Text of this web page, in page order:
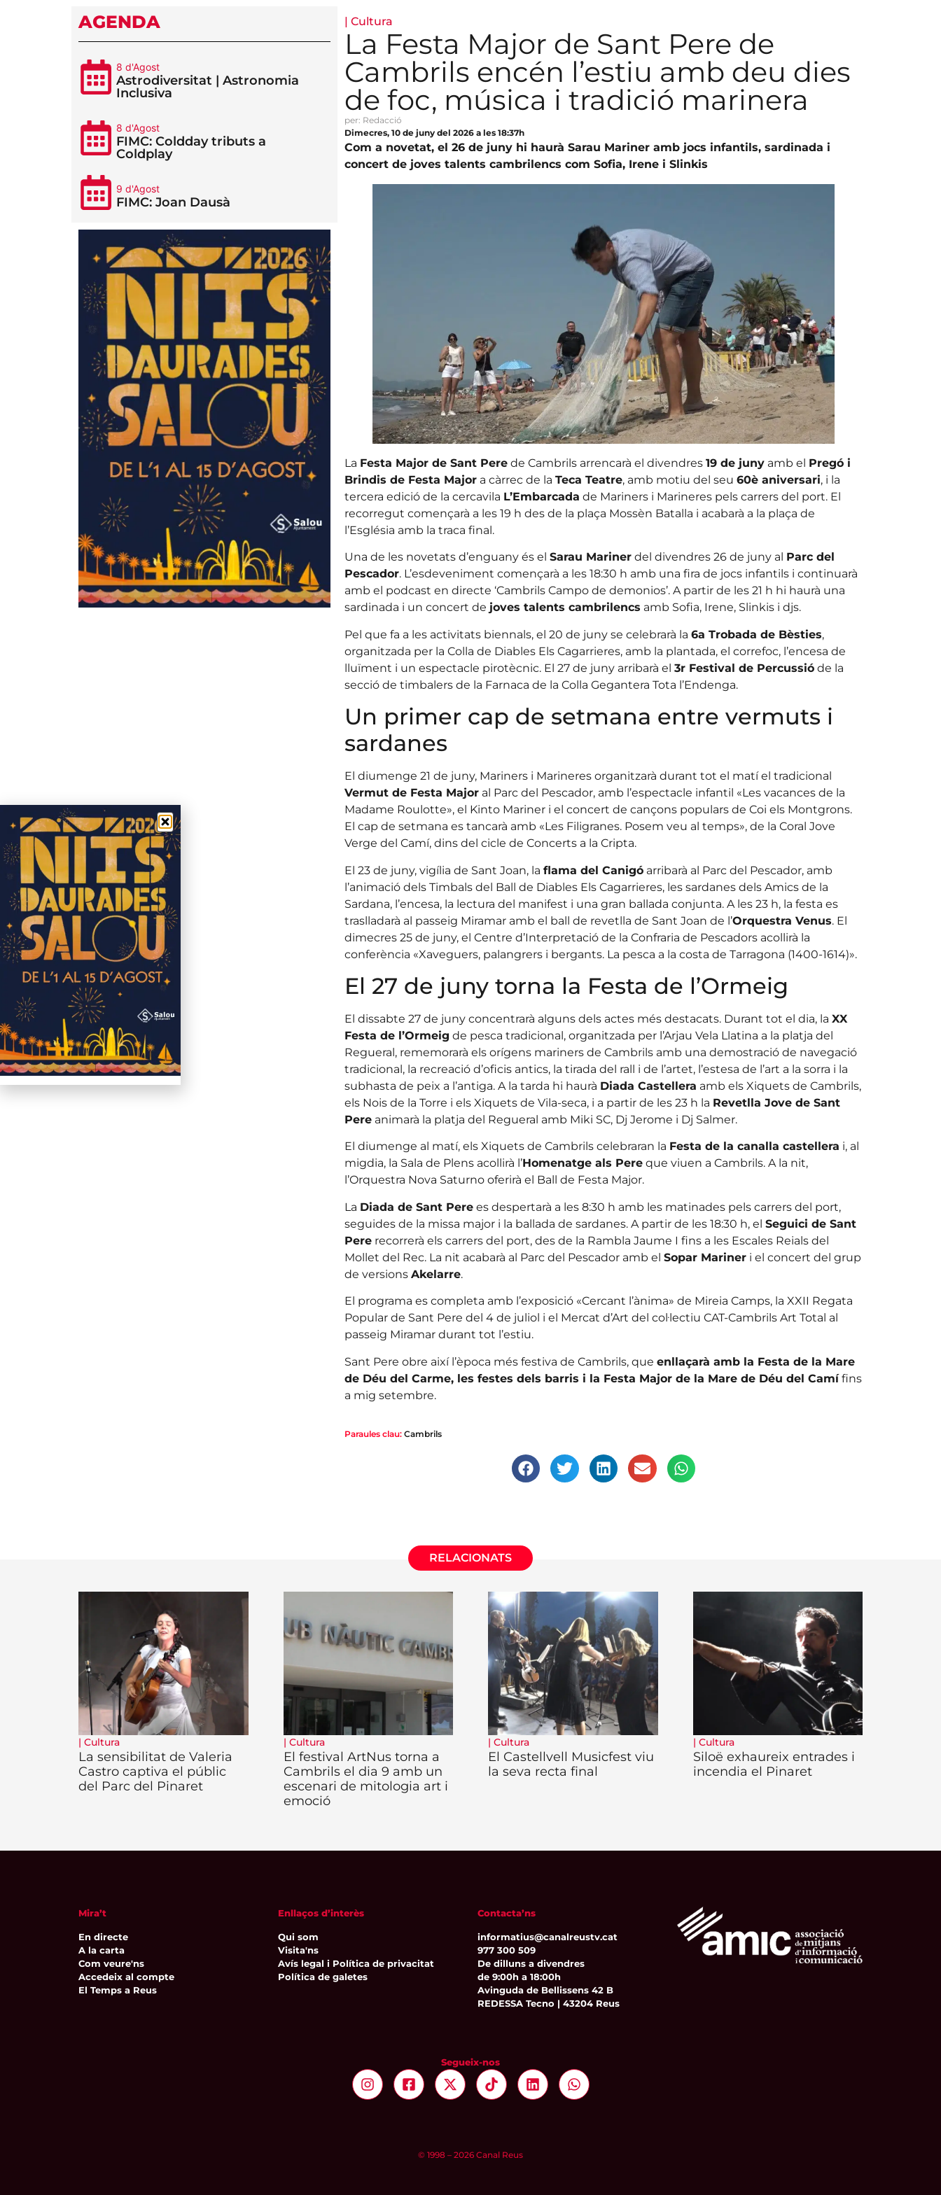
AGENDA
8 d'Agost
Astrodiversitat | Astronomia
Inclusiva
8 d'Agost
FIMC: Coldday tributs a
Coldplay
9 d'Agost
FIMC: Joan Dausà
| Cultura
La Festa Major de Sant Pere de
Cambrils encén l’estiu amb deu dies
de foc, música i tradició marinera
per: Redacció
Dimecres, 10 de juny del 2026 a les 18:37h
Com a novetat, el 26 de juny hi haurà Sarau Mariner amb jocs infantils, sardinada i
concert de joves talents cambrilencs com Sofia, Irene i Slinkis
La Festa Major de Sant Perede Cambrils arrencarà el divendres 19 de junyamb el Pregó i
Brindis de Festa Majora càrrec de la Teca Teatre, amb motiu del seu 60è aniversari, i la
tercera edició de la cercavila L’Embarcada de Mariners i Marineres pels carrers del port. El
recorregut començarà a les 19 h des de la plaça Mossèn Batalla i acabarà a la plaça de
l’Església amb la traca final.
Una de les novetats d’enguany és el Sarau Marinerdel divendres 26 de juny al Parc del
Pescador. L’esdeveniment començarà a les 18:30 h amb una fira de jocs infantils i continuarà
amb el podcast en directe ‘Cambrils Campo de demonios’. A partir de les 21 h hi haurà una
sardinada i un concert de joves talents cambrilencs amb Sofia, Irene, Slinkis i djs.
Pel que fa a les activitats biennals, el 20 de juny se celebrarà la 6a Trobada de Bèsties,
organitzada per la Colla de Diables Els Cagarrieres, amb la plantada, el correfoc, l’encesa de
lluïment i un espectacle pirotècnic. El 27 de juny arribarà el 3r Festival de Percussióde la
secció de timbalers de la Farnaca de la Colla Gegantera Tota l’Endenga.
Un primer cap de setmana entre vermuts i
sardanes
El diumenge 21 de juny, Mariners i Marineres organitzarà durant tot el matí el tradicional
Vermut de Festa Majoral Parc del Pescador, amb l’espectacle infantil «Les vacances de la
Madame Roulotte», el Kinto Mariner i el concert de cançons populars de Coi els Montgrons.
El cap de setmana es tancarà amb «Les Filigranes. Posem veu al temps», de la Coral Jove
Verge del Camí, dins del cicle de Concerts a la Cripta.
El 23 de juny, vigília de Sant Joan, la flama del Canigóarribarà al Parc del Pescador, amb
l’animació dels Timbals del Ball de Diables Els Cagarrieres, les sardanes dels Amics de la
Sardana, l’encesa, la lectura del manifest i una gran ballada conjunta. A les 23 h, la festa es
traslladarà al passeig Miramar amb el ball de revetlla de Sant Joan de l’Orquestra Venus. El
dimecres 25 de juny, el Centre d’Interpretació de la Confraria de Pescadors acollirà la
conferència «Xaveguers, palangrers i bergants. La pesca a la costa de Tarragona (1400-1614)».
El 27 de juny torna la Festa de l’Ormeig
El dissabte 27 de juny concentrarà alguns dels actes més destacats. Durant tot el dia, la XX
Festa de l’Ormeig de pesca tradicional, organitzada per l’Arjau Vela Llatina a la platja del
Regueral, rememorarà els orígens mariners de Cambrils amb una demostració de navegació
tradicional, la recreació d’oficis antics, la tirada del rall i de l’artet, l’estesa de l’art a la sorra i la
subhasta de peix a l’antiga. A la tarda hi haurà Diada Castellera amb els Xiquets de Cambrils,
els Nois de la Torre i els Xiquets de Vila-seca, i a partir de les 23 h la Revetlla Jove de Sant
Pereanimarà la platja del Regueral amb Miki SC, Dj Jerome i Dj Salmer.
El diumenge al matí, els Xiquets de Cambrils celebraran la Festa de la canalla castellera i, al
migdia, la Sala de Plens acollirà l’Homenatge als Pereque viuen a Cambrils. A la nit,
l’Orquestra Nova Saturno oferirà el Ball de Festa Major.
La Diada de Sant Perees despertarà a les 8:30 h amb les matinades pels carrers del port,
seguides de la missa major i la ballada de sardanes. A partir de les 18:30 h, el Seguici de Sant
Pererecorrerà els carrers del port, des de la Rambla Jaume I fins a les Escales Reials del
Mollet del Rec. La nit acabarà al Parc del Pescador amb el Sopar Marineri el concert del grup
de versions Akelarre.
El programa es completa amb l’exposició «Cercant l’ànima» de Mireia Camps, la XXII Regata
Popular de Sant Pere del 4 de juliol i el Mercat d’Art del col·lectiu CAT-Cambrils Art Total al
passeig Miramar durant tot l’estiu.
Sant Pere obre així l’època més festiva de Cambrils, que enllaçarà amb la Festa de la Mare
de Déu del Carme, les festes dels barris i la Festa Major de la Mare de Déu del Camífins
a mig setembre.
Paraules clau: Cambrils
RELACIONATS
| Cultura
La sensibilitat de Valeria
Castro captiva el públic
del Parc del Pinaret
| Cultura
El festival ArtNus torna a
Cambrils el dia 9 amb un
escenari de mitologia art i
emoció
| Cultura
El Castellvell Musicfest viu
la seva recta final
| Cultura
Siloë exhaureix entrades i
incendia el Pinaret
Mira’t
En directe
A la carta
Com veure'ns
Accedeix al compte
El Temps a Reus
Enllaços d’interès
Qui som
Visita'ns
Avís legal i Política de privacitat
Política de galetes
Contacta’ns
informatius@canalreustv.cat
977 300 509
De dilluns a divendres
de 9:00h a 18:00h
Avinguda de Bellissens 42 B
REDESSA Tecno | 43204 Reus
Segueix-nos
© 1998 – 2026 Canal Reus